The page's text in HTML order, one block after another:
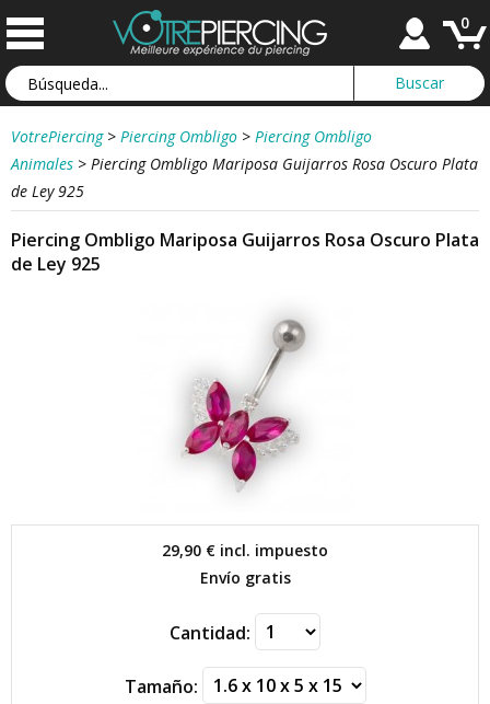
0
VotrePiercing > Piercing Ombligo > Piercing Ombligo
Animales > Piercing Ombligo Mariposa Guijarros Rosa Oscuro Plata
de Ley 925
Piercing Ombligo Mariposa Guijarros Rosa Oscuro Plata
de Ley 925
29,90 € incl. impuesto
Envío gratis
Cantidad:
Tamaño: